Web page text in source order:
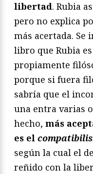
libertad. Rubia
pero no explica
más acertada. Se
libro que Rubia
propiamente
porque si fuera
sabría que el
una entra varias
hecho, más
es el
según la cual el
reñido con la